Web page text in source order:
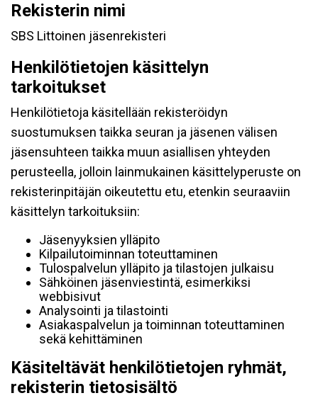
Rekisterin nimi
SBS Littoinen jäsenrekisteri
Henkilötietojen käsittelyn
tarkoitukset
Henkilötietoja käsitellään rekisteröidyn
suostumuksen taikka seuran ja jäsenen välisen
jäsensuhteen taikka muun asiallisen yhteyden
perusteella, jolloin lainmukainen käsittelyperuste on
rekisterinpitäjän oikeutettu etu, etenkin seuraaviin
käsittelyn tarkoituksiin:
Jäsenyyksien ylläpito
Kilpailutoiminnan toteuttaminen
Tulospalvelun ylläpito ja tilastojen julkaisu
Sähköinen jäsenviestintä, esimerkiksi
webbisivut
Analysointi ja tilastointi
Asiakaspalvelun ja toiminnan toteuttaminen
sekä kehittäminen
Käsiteltävät henkilötietojen ryhmät,
rekisterin tietosisältö